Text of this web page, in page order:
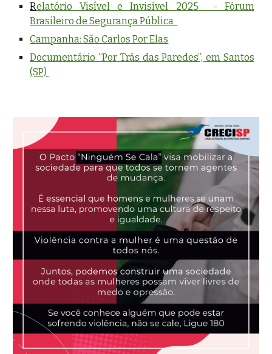
Relatório Visível e Invisível 2025 - Fórum
Brasileiro de Segurança Pública
Campanha: São Carlos Por Elas
Documentário “Por Trás das Paredes”, em Santos
(SP)